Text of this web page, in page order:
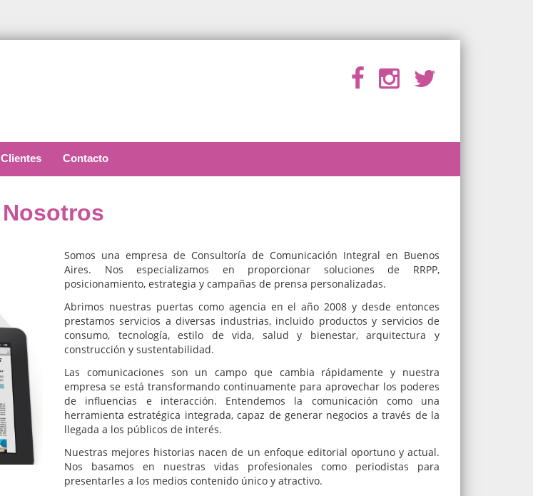
Clientes Contacto
Nosotros
Somos una empresa de Consultoría de Comunicación Integral en Buenos
Aires. Nos especializamos en proporcionar soluciones de RRPP,
posicionamiento, estrategia y campañas de prensa personalizadas.
Abrimos nuestras puertas como agencia en el año 2008 y desde entonces
prestamos servicios a diversas industrias, incluido productos y servicios de
consumo, tecnología, estilo de vida, salud y bienestar, arquitectura y
construcción y sustentabilidad.
Las comunicaciones son un campo que cambia rápidamente y nuestra
empresa se está transformando continuamente para aprovechar los poderes
de influencias e interacción. Entendemos la comunicación como una
herramienta estratégica integrada, capaz de generar negocios a través de la
llegada a los públicos de interés.
Nuestras mejores historias nacen de un enfoque editorial oportuno y actual.
Nos basamos en nuestras vidas profesionales como periodistas para
presentarles a los medios contenido único y atractivo.